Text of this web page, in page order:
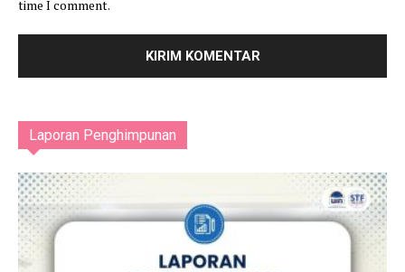
time I comment.
Laporan Penghimpunan